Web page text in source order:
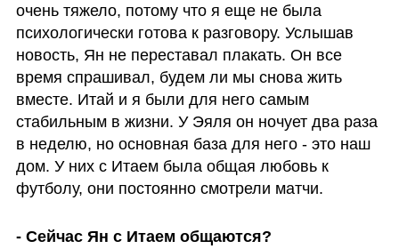
очень тяжело, потому что я еще не была
психологически готова к разговору. Услышав
новость, Ян не переставал плакать. Он все
время спрашивал, будем ли мы снова жить
вместе. Итай и я были для него самым
стабильным в жизни. У Эяля он ночует два раза
в неделю, но основная база для него - это наш
дом. У них с Итаем была общая любовь к
футболу, они постоянно смотрели матчи.
- Сейчас Ян с Итаем общаются?